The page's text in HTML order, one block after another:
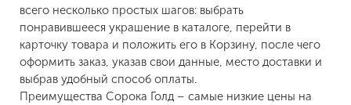
всего несколько простых шагов: выбрать
понравившееся украшение в каталоге, перейти в
карточку товара и положить его в Корзину, после чего
оформить заказ, указав свои данные, место доставки и
выбрав удобный способ оплаты.
Преимущества Сорока Голд – самые низкие цены на